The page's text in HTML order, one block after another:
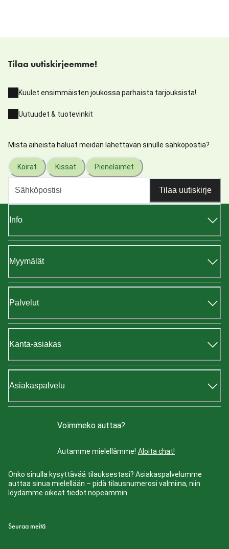
Tilaa uutiskirjeemme!
Kuulet ensimmäisten joukossa parhaista tarjouksista!
Uutuudet & tuotevinkit
Mistä aiheista haluat meidän lähettävän sinulle sähköpostia?
Koirat Kissat Pieneläimet
Tilaa uutiskirje
Info
Myymälät
Palvelut
Kanta-asiakas
Asiakaspalvelu
Voimmeko auttaa?
Autamme mielellämme! Aloita chat!
Onko sinulla kysyttävää tilauksestasi? Asiakaspalvelumme
auttaa sinua mielellään – pidä tilausnumerosi valmiina, niin
löydämme oikeat tiedot nopeammin.
Seuraa meitä